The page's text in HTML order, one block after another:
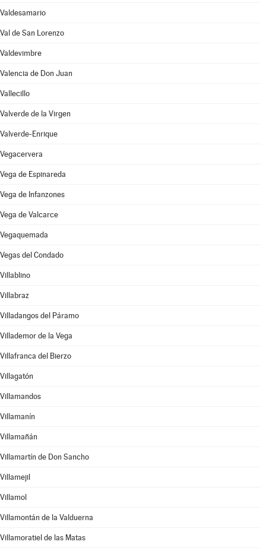
Valdesamario
Val de San Lorenzo
Valdevimbre
Valencia de Don Juan
Vallecillo
Valverde de la Virgen
Valverde-Enrique
Vegacervera
Vega de Espinareda
Vega de Infanzones
Vega de Valcarce
Vegaquemada
Vegas del Condado
Villablino
Villabraz
Villadangos del Páramo
Villademor de la Vega
Villafranca del Bierzo
Villagatón
Villamandos
Villamanín
Villamañán
Villamartín de Don Sancho
Villamejil
Villamol
Villamontán de la Valduerna
Villamoratiel de las Matas